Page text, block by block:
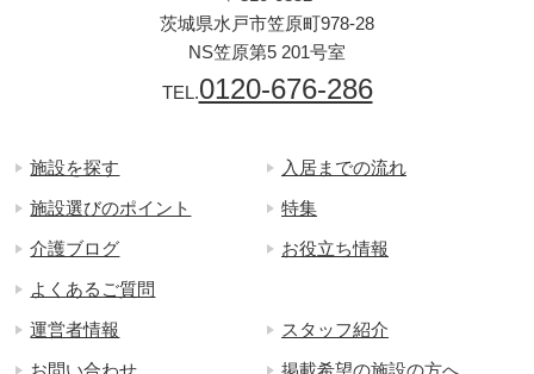
茨城県水戸市笠原町978-28
NS笠原第5 201号室
TEL.0120-676-286
施設を探す
入居までの流れ
施設選びのポイント
特集
介護ブログ
お役立ち情報
よくあるご質問
運営者情報
スタッフ紹介